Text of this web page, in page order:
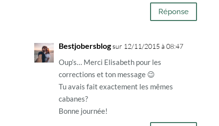
Réponse
Bestjobersblogsur 12/11/2015 à 08:47
Oup’s… Merci Elisabeth pour les
corrections et ton message 😉
Tu avais fait exactement les mêmes
cabanes?
Bonne journée!